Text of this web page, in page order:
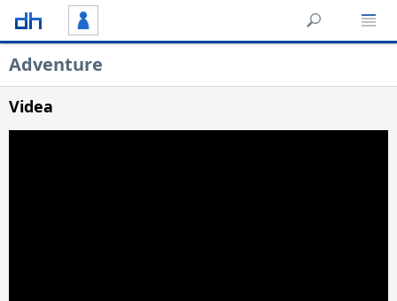
Adventure
Videa